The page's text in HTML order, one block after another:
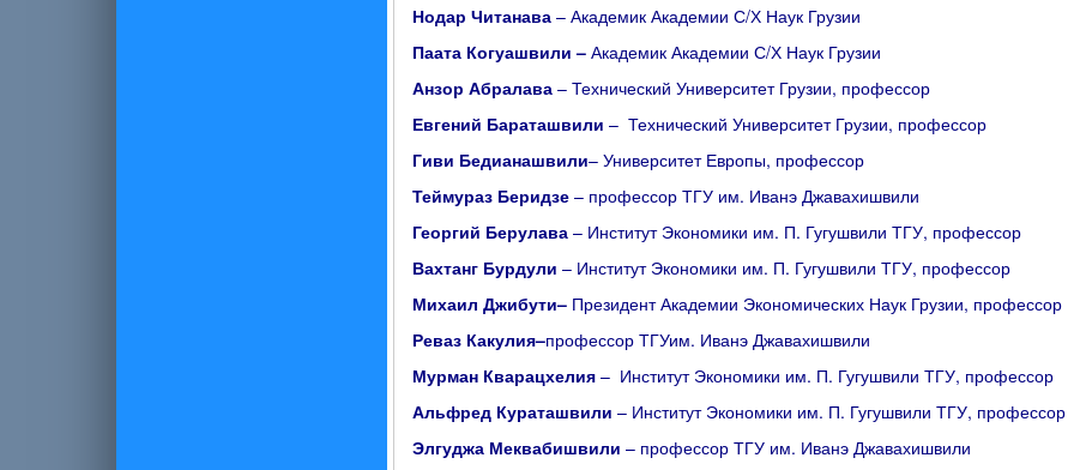
Нодар Читанава – Академик Академии С/Х Наук Грузии
Паата Когуашвили – Академик Академии С/Х Наук Грузии
Анзор Абралава – Технический Университет Грузии, профессор
Евгений Бараташвили – Технический Университет Грузии, профессор
Гиви Бедианашвили– Университет Европы, профессор
Теймураз Беридзе – профессор ТГУ им. Иванэ Джавахишвили
Георгий Берулава – Институт Экономики им. П. Гугушвили ТГУ, профессор
Вахтанг Бурдули – Институт Экономики им. П. Гугушвили ТГУ, профессор
Михаил Джибути– Президент Академии Экономических Наук Грузии, профессор
Реваз Какулия–профессор ТГУим. Иванэ Джавахишвили
Мурман Кварацхелия – Институт Экономики им. П. Гугушвили ТГУ, профессор
Альфред Кураташвили – Институт Экономики им. П. Гугушвили ТГУ, профессор
Элгуджа Меквабишвили – профессор ТГУ им. Иванэ Джавахишвили